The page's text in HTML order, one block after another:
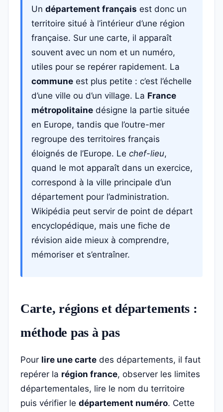
Un département français est donc un
territoire situé à l’intérieur d’une région
française. Sur une carte, il apparaît
souvent avec un nom et un numéro,
utiles pour se repérer rapidement. La
commune est plus petite : c’est l’échelle
d’une ville ou d’un village. La France
métropolitaine désigne la partie située
en Europe, tandis que l’outre-mer
regroupe des territoires français
éloignés de l’Europe. Le chef-lieu,
quand le mot apparaît dans un exercice,
correspond à la ville principale d’un
département pour l’administration.
Wikipédia peut servir de point de départ
encyclopédique, mais une fiche de
révision aide mieux à comprendre,
mémoriser et s’entraîner.
Carte, régions et départements :
méthode pas à pas
Pour lire une carte des départements, il faut
repérer la région france, observer les limites
départementales, lire le nom du territoire
puis vérifier le département numéro. Cette